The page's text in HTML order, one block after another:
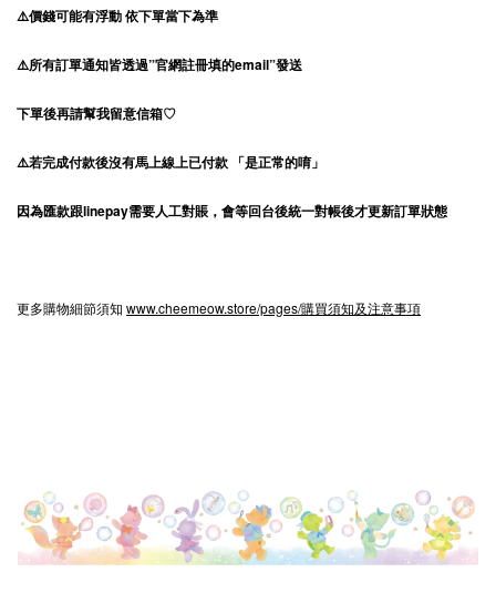
⚠️價錢可能有浮動 依下單當下為準
⚠️所有訂單通知皆透過”官網註冊填的email”發送
下單後再請幫我留意信箱♡
⚠️若完成付款後沒有馬上線上已付款 「是正常的唷」
因為匯款跟linepay需要人工對賬，會等回台後統一對帳後才更新訂單狀態
更多購物細節須知 www.cheemeow.store/pages/購買須知及注意事項